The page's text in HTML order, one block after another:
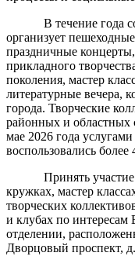
В течение года
организует
праздничные
прикладного
поколения, мастер
литературные вечера,
города. Творческие
районных и областных
мае 2026 года
воспользовались более
Принять участие в
кружках, мастер
творческих
и клубах по
отделении,
Дворцовый проспект,